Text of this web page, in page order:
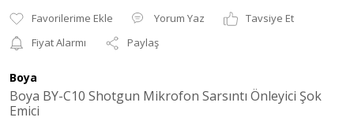
Yorum Yaz
Tavsiye Et
Fiyat Alarmı
Paylaş
Boya
Boya BY-C10 Shotgun Mikrofon Sarsıntı Önleyici Şok
Emici